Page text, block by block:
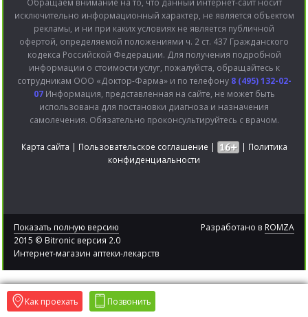
исключительно информационный характер, не является объектом
рекламы, и ни при каких условиях не является публичной
офертой, определяемой положениями ч. 2 ст. 437 Гражданского
кодекса Российской Федерации. Для получения подробной
информации о стоимости услуг, пожалуйста, обращайтесь к
сотрудникам ООО «Доктор-Фарма» и по телефону 8 (495) 132-02-
07Информация, представленная на сайте, не может быть
использована для постановки диагноза и назначения
самолечения. Обязательно проконсультируйтесь с врачом.
Карта сайта | Пользовательское соглашение | | Политика
конфиденциальности
Показать полную версию
2015 © Bitronic версия 2.0
Интернет-магазин аптеки-лекарств
Разработано в ROMZA
Как проехать Позвонить